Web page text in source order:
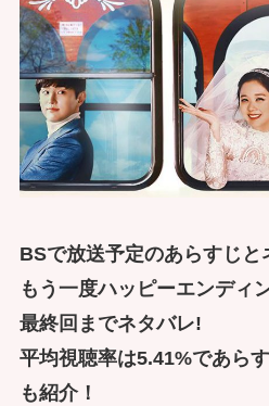
BSで放送予定のあらすじと
もう一度ハッピーエンディ
最終回までネタバレ!
平均視聴率は5.41%であら
も紹介！